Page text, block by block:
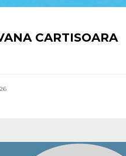
CARTISOARA